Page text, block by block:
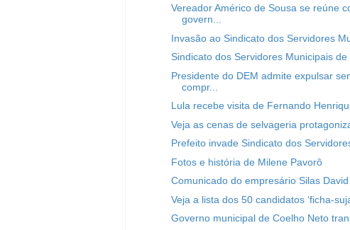
Vereador Américo de Sousa se reúne
govern...
Invasão ao Sindicato dos Servidores
Sindicato dos Servidores Municipais de
Presidente do DEM admite expulsar
compr...
Lula recebe visita de Fernando
Veja as cenas de selvageria
Prefeito invade Sindicato dos
Fotos e história de Milene Pavorô
Comunicado do empresário Silas David
Veja a lista dos 50 candidatos ‘ficha-
Governo municipal de Coelho Neto